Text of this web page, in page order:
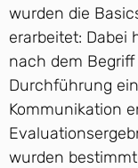
wurden die
erarbeitet: Dabei
nach dem Begriff
Durchführung
Kommunikation
wurden